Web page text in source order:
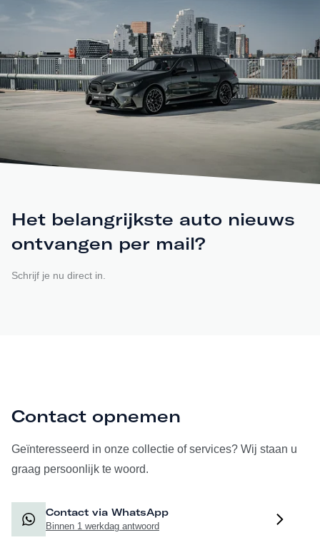
Het belangrijkste auto nieuws
ontvangen per mail?
Schrijf je nu direct in.
Contact opnemen
Geïnteresseerd in onze collectie of services? Wij staan u
graag persoonlijk te woord.
Contact via WhatsApp
Binnen 1 werkdag antwoord